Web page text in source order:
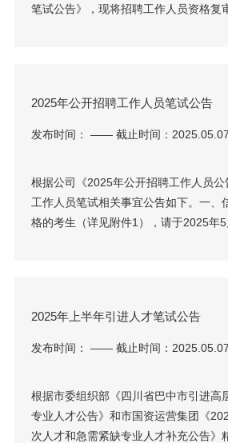
笔试公告》，现将招聘工作人员资格复
2025年公开招聘工作人员笔试公告
发布时间： —— 截止时间：2025.05.07
根据公司《2025年公开招聘工作人员
工作人员笔试相关事宜公告如下。一、
格的考生（详见附件1），请于2025年
2025年上半年引进人才笔试公告
发布时间： —— 截止时间：2025.05.07
根据市委组织部《四川省巴中市引进高
专业人才公告》和市国资运营集团《
次人才和急需紧缺专业人才补充公告》